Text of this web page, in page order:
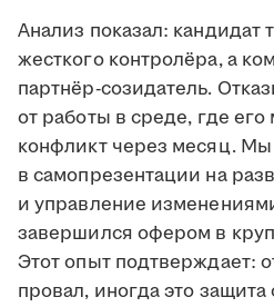
Анализ показал: кандидат
жесткого контролёра, а
партнёр-созидатель.
от работы в среде, где
конфликт через месяц. Мы
в самопрезентации на
и управление
завершился офером в
Этот опыт подтверждает:
провал, иногда это защита